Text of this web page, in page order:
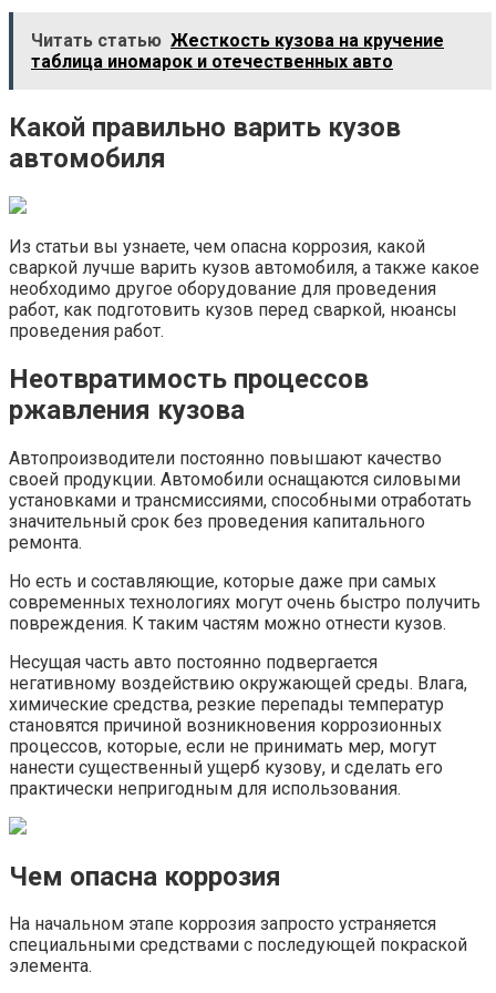
Читать статью Жесткость кузова на кручение
таблица иномарок и отечественных авто
Какой правильно варить кузов
автомобиля
Из статьи вы узнаете, чем опасна коррозия, какой
сваркой лучше варить кузов автомобиля, а также какое
необходимо другое оборудование для проведения
работ, как подготовить кузов перед сваркой, нюансы
проведения работ.
Неотвратимость процессов
ржавления кузова
Автопроизводители постоянно повышают качество
своей продукции. Автомобили оснащаются силовыми
установками и трансмиссиями, способными отработать
значительный срок без проведения капитального
ремонта.
Но есть и составляющие, которые даже при самых
современных технологиях могут очень быстро получить
повреждения. К таким частям можно отнести кузов.
Несущая часть авто постоянно подвергается
негативному воздействию окружающей среды. Влага,
химические средства, резкие перепады температур
становятся причиной возникновения коррозионных
процессов, которые, если не принимать мер, могут
нанести существенный ущерб кузову, и сделать его
практически непригодным для использования.
Чем опасна коррозия
На начальном этапе коррозия запросто устраняется
специальными средствами с последующей покраской
элемента.